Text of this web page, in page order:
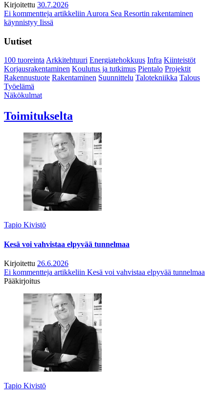
Kirjoitettu 30.7.2026
Ei kommentteja artikkeliin Aurora Sea Resortin rakentaminen
käynnistyy Iissä
Uutiset
100 tuoreintaArkkitehtuuri Energiatehokkuus Infra Kiinteistöt
Korjausrakentaminen Koulutus ja tutkimus Pientalo Projektit
Rakennustuote Rakentaminen Suunnittelu Talotekniikka Talous
Työelämä
Näkökulmat
Toimitukselta
Tapio Kivistö
Kesä voi vahvistaa elpyvää tunnelmaa
Kirjoitettu 26.6.2026
Ei kommentteja artikkeliin Kesä voi vahvistaa elpyvää tunnelmaa
Pääkirjoitus
Tapio Kivistö